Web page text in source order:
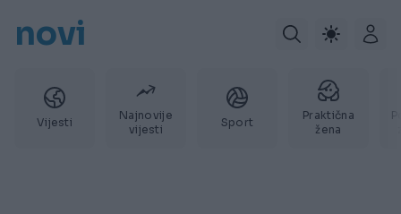
novi
Vijesti
Najnovije
vijesti
Sport
Praktična
žena